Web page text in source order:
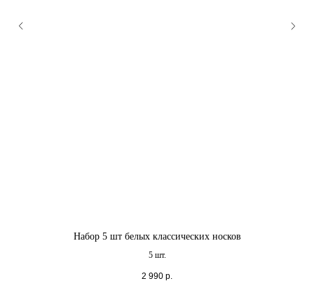
Набор 5 шт белых классических носков
5 шт.
2 990 р.